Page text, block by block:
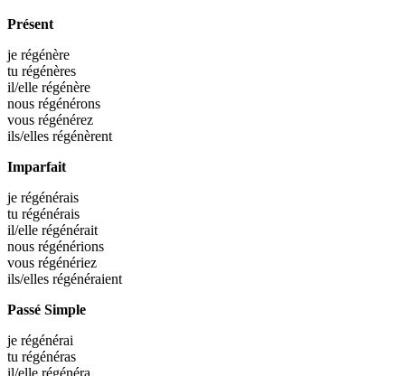
Présent
je régénère
tu régénères
il/elle régénère
nous régénérons
vous régénérez
ils/elles régénèrent
Imparfait
je régénérais
tu régénérais
il/elle régénérait
nous régénérions
vous régénériez
ils/elles régénéraient
Passé Simple
je régénérai
tu régénéras
il/elle régénéra